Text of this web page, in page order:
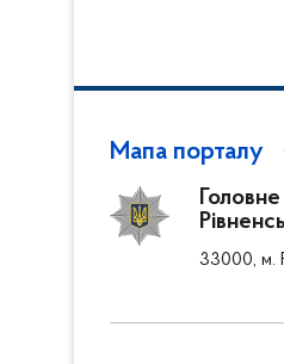
Мапа порталу
Головне
33000, м.